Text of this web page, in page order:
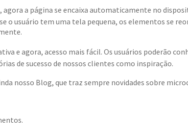
a página se encaixa automaticamente no
o usuário tem uma tela pequena, os elementos se
e agora, acesso mais fácil. Os usuários poderão
de sucesso de nossos clientes como inspiração.
nosso Blog, que traz sempre novidades sobre